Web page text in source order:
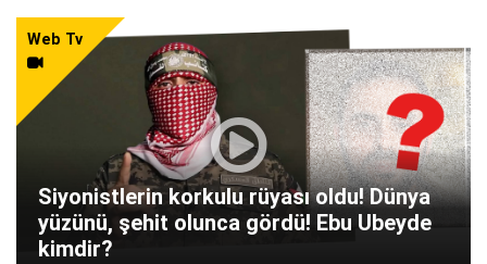
Web Tv
Siyonistlerin korkulu rüyası oldu! Dünya
yüzünü, şehit olunca gördü! Ebu Ubeyde
kimdir?